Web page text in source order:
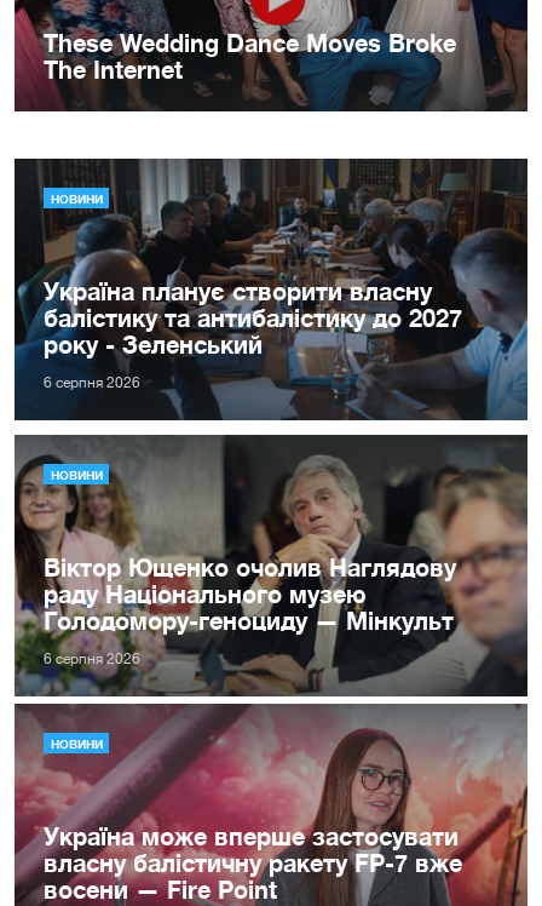
НОВИНИ
Україна планує створити власну
балістику та антибалістику до 2027
року - Зеленський
6 серпня 2026
НОВИНИ
Віктор Ющенко очолив Наглядову
раду Національного музею
Голодомору-геноциду — Мінкульт
6 серпня 2026
НОВИНИ
Україна може вперше застосувати
власну балістичну ракету FP-7 вже
восени — Fire Point